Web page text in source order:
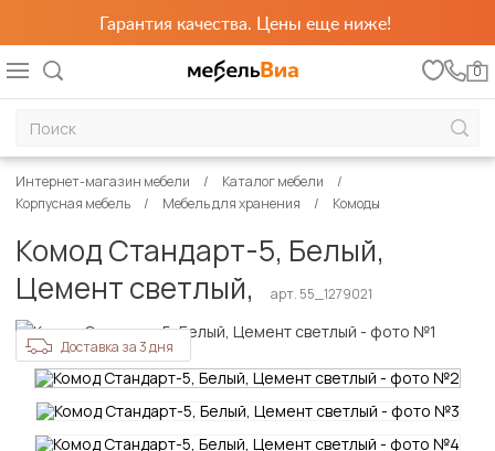
Гарантия качества. Цены еще ниже!
0
Интернет-магазин мебели
Каталог мебели
Корпусная мебель
Мебель для хранения Комоды
Комод Стандарт-5, Белый,
Цемент светлый,
арт. 55_1279021
Доставка за 3 дня